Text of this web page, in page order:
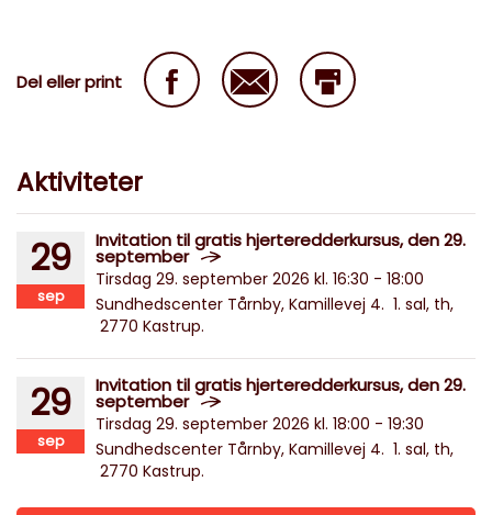
Del eller print
Aktiviteter
29
sep
Invitation til gratis hjerteredderkursus, den 29.
september
Tirsdag 29. september 2026 kl. 16:30 - 18:00
Sundhedscenter Tårnby, Kamillevej 4. 1. sal, th,
2770 Kastrup.
29
sep
Invitation til gratis hjerteredderkursus, den 29.
september
Tirsdag 29. september 2026 kl. 18:00 - 19:30
Sundhedscenter Tårnby, Kamillevej 4. 1. sal, th,
2770 Kastrup.